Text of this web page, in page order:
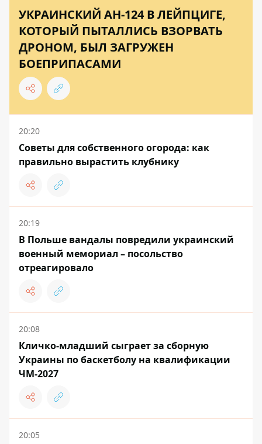
УКРАИНСКИЙ АН-124 В ЛЕЙПЦИГЕ,
КОТОРЫЙ ПЫТАЛЛИСЬ ВЗОРВАТЬ
ДРОНОМ, БЫЛ ЗАГРУЖЕН
БОЕПРИПАСАМИ
20:20
Советы для собственного огорода: как
правильно вырастить клубнику
20:19
В Польше вандалы повредили украинский
военный мемориал – посольство
отреагировало
20:08
Кличко-младший сыграет за сборную
Украины по баскетболу на квалификации
ЧМ-2027
20:05